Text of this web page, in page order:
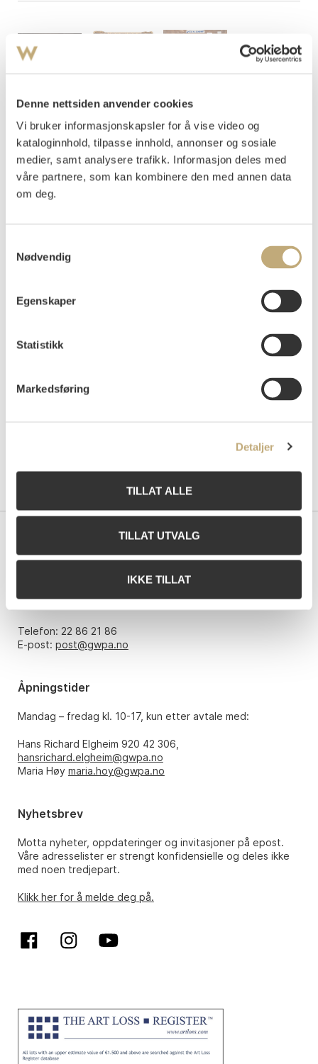
Denne nettsiden anvender cookies
Vi bruker informasjonskapsler for å vise video og
kataloginnhold, tilpasse innhold, annonser og sosiale
medier, samt analysere trafikk. Informasjon deles med
våre partnere, som kan kombinere den med annen data
om deg.
Nødvendig
Egenskaper
Statistikk
Markedsføring
Detaljer
TILLAT ALLE
TILLAT UTVALG
IKKE TILLAT
Dahl, Johan Christian 1788-1857)
Ruiner ved Baia (1822)
Olje på lerret
26,5x36,5
Utydelig signert nede t.v.: Dahl
NOK 300 000–400 000
Usolgt
Grev Wedels Plass Auksjoner AS
0151 Oslo
Telefon: 22 86 21 86
E-post: post@gwpa.no
Åpningstider
Mandag – fredag kl. 10-17, kun etter avtale med:
Hans Richard Elgheim 920 42 306,
hansrichard.elgheim@gwpa.no
Maria Høy maria.hoy@gwpa.no
Nyhetsbrev
Motta nyheter, oppdateringer og invitasjoner på epost.
Våre adresselister er strengt konfidensielle og deles ikke
med noen tredjepart.
Klikk her for å melde deg på.